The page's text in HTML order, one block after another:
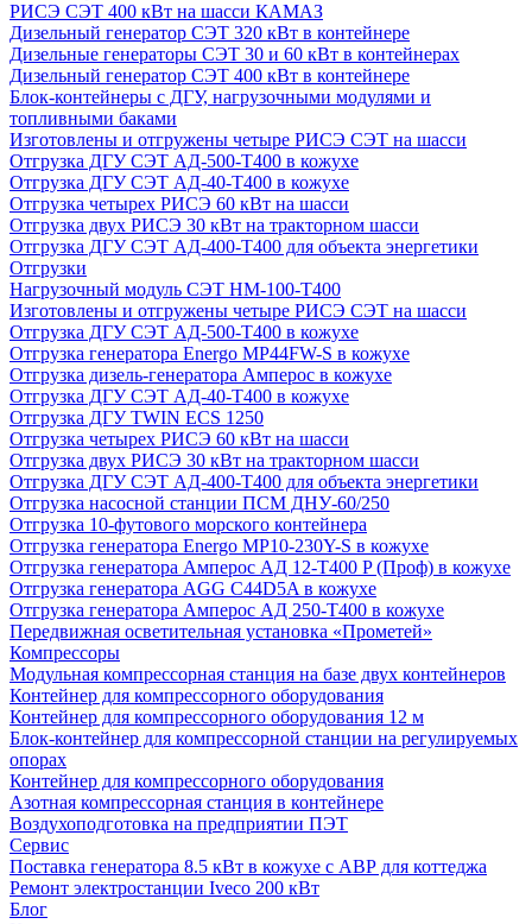
РИСЭ СЭТ 400 кВт на шасси КАМАЗ
Дизельный генератор СЭТ 320 кВт в контейнере
Дизельные генераторы СЭТ 30 и 60 кВт в контейнерах
Дизельный генератор СЭТ 400 кВт в контейнере
Блок-контейнеры с ДГУ, нагрузочными модулями и
топливными баками
Изготовлены и отгружены четыре РИСЭ СЭТ на шасси
Отгрузка ДГУ СЭТ АД-500-Т400 в кожухе
Отгрузка ДГУ СЭТ АД-40-Т400 в кожухе
Отгрузка четырех РИСЭ 60 кВт на шасси
Отгрузка двух РИСЭ 30 кВт на тракторном шасси
Отгрузка ДГУ СЭТ АД-400-Т400 для объекта энергетики
Отгрузки
Нагрузочный модуль СЭТ НМ-100-Т400
Изготовлены и отгружены четыре РИСЭ СЭТ на шасси
Отгрузка ДГУ СЭТ АД-500-Т400 в кожухе
Отгрузка генератора Energo MP44FW-S в кожухе
Отгрузка дизель-генератора Амперос в кожухе
Отгрузка ДГУ СЭТ АД-40-Т400 в кожухе
Отгрузка ДГУ TWIN ECS 1250
Отгрузка четырех РИСЭ 60 кВт на шасси
Отгрузка двух РИСЭ 30 кВт на тракторном шасси
Отгрузка ДГУ СЭТ АД-400-Т400 для объекта энергетики
Отгрузка насосной станции ПСМ ДНУ-60/250
Отгрузка 10-футового морского контейнера
Отгрузка генератора Energo MP10-230Y-S в кожухе
Отгрузка генератора Амперос АД 12-Т400 P (Проф) в кожухе
Отгрузка генератора AGG C44D5A в кожухе
Отгрузка генератора Амперос АД 250-Т400 в кожухе
Передвижная осветительная установка «Прометей»
Компрессоры
Модульная компрессорная станция на базе двух контейнеров
Контейнер для компрессорного оборудования
Контейнер для компрессорного оборудования 12 м
Блок-контейнер для компрессорной станции на регулируемых
опорах
Контейнер для компрессорного оборудования
Азотная компрессорная станция в контейнере
Воздухоподготовка на предприятии ПЭТ
Сервис
Поставка генератора 8.5 кВт в кожухе с АВР для коттеджа
Ремонт электростанции Iveco 200 кВт
Блог